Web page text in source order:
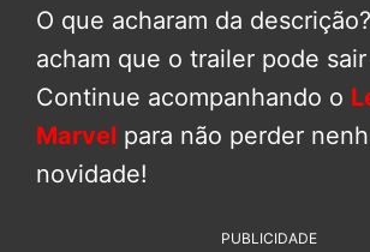
O que acharam da
acham que o trailer pode
Continue acompanhando o
Marvel para não perder
novidade!
PUBLICIDADE